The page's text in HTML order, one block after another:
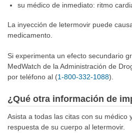
su médico de inmediato: ritmo
La inyección de letermovir puede
medicamento.
Si experimenta un efecto secundario
MedWatch de la Administración de
por teléfono al (1-800-332-1088).
¿Qué otra información de
Asista a todas las citas con su
respuesta de su cuerpo al letermovir.